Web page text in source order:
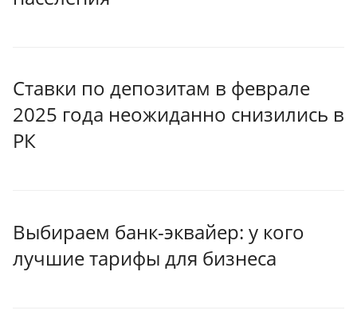
Ставки по депозитам в феврале
2025 года неожиданно снизились в
РК
Выбираем банк-эквайер: у кого
лучшие тарифы для бизнеса